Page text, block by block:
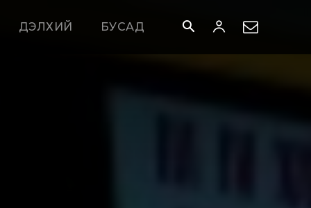
ДЭЛХИЙ БУСАД